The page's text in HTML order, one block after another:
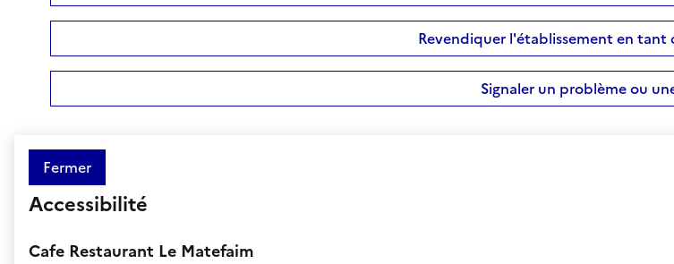
Revendiquer l'établissement en tant
Signaler un problème ou
Fermer
Accessibilité
Cafe Restaurant Le Matefaim